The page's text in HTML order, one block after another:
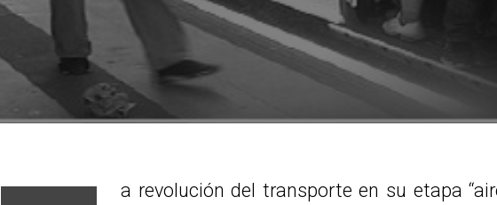
a revolución del transporte en su etapa